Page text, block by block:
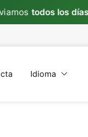
todos los días✦
Idioma